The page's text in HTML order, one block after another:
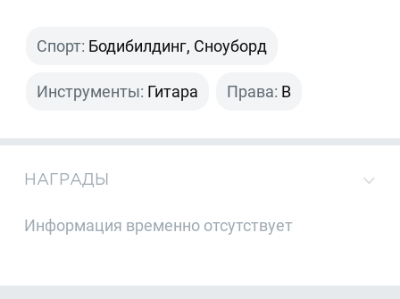
Спорт: Бодибилдинг, Сноуборд
Инструменты: Гитара Права: B
НАГРАДЫ
Информация временно отсутствует